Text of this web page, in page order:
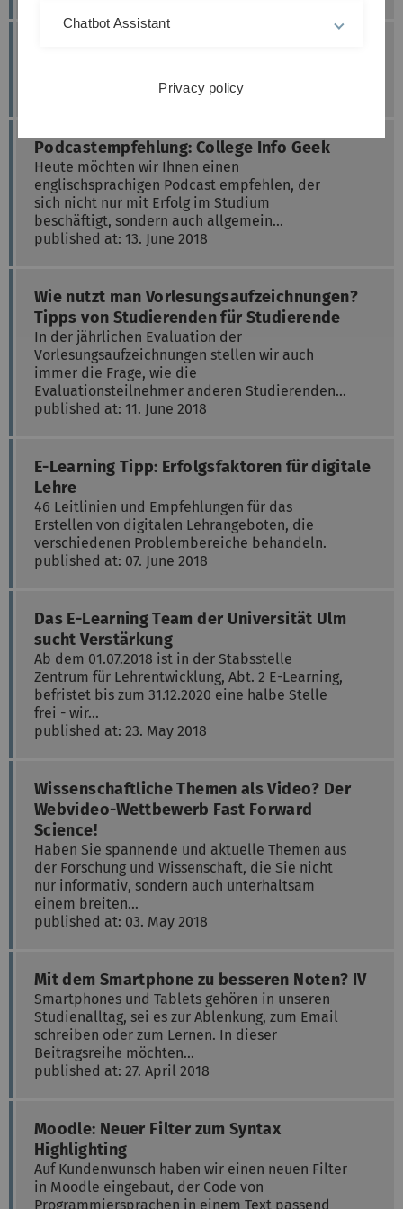
published at: 20. June 2018
Podcastempfehlung: College Info Geek
Heute möchten wir Ihnen einen
englischsprachigen Podcast empfehlen, der
sich nicht nur mit Erfolg im Studium
beschäftigt, sondern auch allgemein…
published at: 13. June 2018
Wie nutzt man Vorlesungsaufzeichnungen?
Tipps von Studierenden für Studierende
In der jährlichen Evaluation der
Vorlesungsaufzeichnungen stellen wir auch
immer die Frage, wie die
Evaluationsteilnehmer anderen Studierenden…
published at: 11. June 2018
E-Learning Tipp: Erfolgsfaktoren für digitale
Lehre
46 Leitlinien und Empfehlungen für das
Erstellen von digitalen Lehrangeboten, die
verschiedenen Problembereiche behandeln.
published at: 07. June 2018
Das E-Learning Team der Universität Ulm
sucht Verstärkung
Ab dem 01.07.2018 ist in der Stabsstelle
Zentrum für Lehrentwicklung, Abt. 2 E-Learning,
befristet bis zum 31.12.2020 eine halbe Stelle
frei - wir…
published at: 23. May 2018
Wissenschaftliche Themen als Video? Der
Webvideo-Wettbewerb Fast Forward
Science!
Haben Sie spannende und aktuelle Themen aus
der Forschung und Wissenschaft, die Sie nicht
nur informativ, sondern auch unterhaltsam
einem breiten…
published at: 03. May 2018
Mit dem Smartphone zu besseren Noten? IV
Smartphones und Tablets gehören in unseren
Studienalltag, sei es zur Ablenkung, zum Email
schreiben oder zum Lernen. In dieser
Beitragsreihe möchten…
published at: 27. April 2018
Moodle: Neuer Filter zum Syntax
Highlighting
Auf Kundenwunsch haben wir einen neuen Filter
in Moodle eingebaut, der Code von
Programmiersprachen in einem Text passend
Chatbot Assistant
Privacy policy